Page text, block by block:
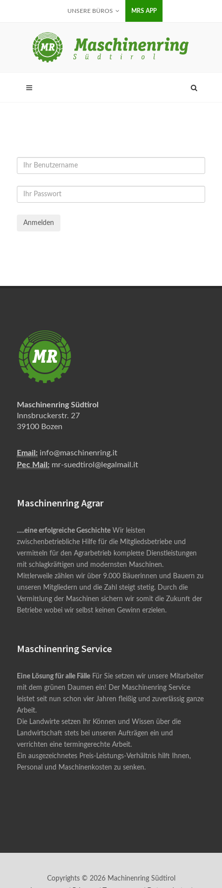
UNSERE BÜROS MRS APP
Anmelden
Maschinenring Südtirol
Innsbruckerstr. 27
39100 Bozen
Email: info@maschinenring.it
Pec Mail: mr-suedtirol@legalmail.it
Maschinenring Agrar
.....eine erfolgreiche Geschichte Wir leisten
zwischenbetriebliche Hilfe für die Mitgliedsbetriebe und
vermitteln für den Agrarbetrieb komplette Dienstleistungen
mit schlagkräftigen und modernsten Maschinen.
Mittlerweile zählen wir über 9.000 Bäuerinnen und Bauern zu
unseren Mitgliedern und die Zahl steigt stetig. Durch die
Vermittlung der Maschinen sichern wir somit die Zukunft der
Betriebe wobei wir selbst keinen Gewinn erzielen.
Maschinenring Service
Eine Lösung für alle Fälle Für Sie setzen wir unsere Mitarbeiter
mit dem grünen Daumen ein! Der Maschinenring Service
leistet seit nun schon vier Jahren fleißig und zuverlässig ganze
Arbeit.
Die Landwirte setzen ihr Können und Wissen über die
Landwirtschaft stets bei unseren Aufträgen ein und
verrichten eine termingerechte Arbeit.
Ein ausgezeichnetes Preis-Leistungs-Verhältnis hilft Ihnen,
Personal und Maschinenkosten zu senken.
Copyrights © 2026 Machinenring Südtirol